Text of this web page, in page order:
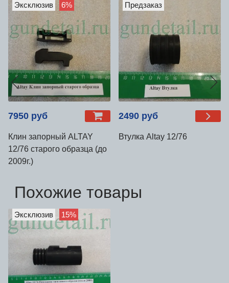
Эксклюзив 6%
7950 руб
Клин запорный ALTAY
12/76 старого образца (до
2009г.)
Предзаказ
2490 руб
Втулка Altay 12/76
Похожие товары
Эксклюзив 15%